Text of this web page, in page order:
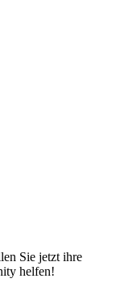
Sie jetzt ihre
helfen!